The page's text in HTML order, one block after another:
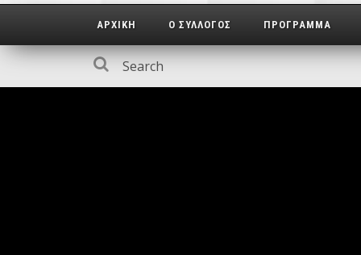
ΑΡΧΙΚΗ Ο ΣΥΛΛΟΓΟΣ ΠΡΟΓΡΑΜΜΑ